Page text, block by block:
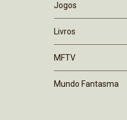
Jogos
Livros
MFTV
Mundo Fantasma